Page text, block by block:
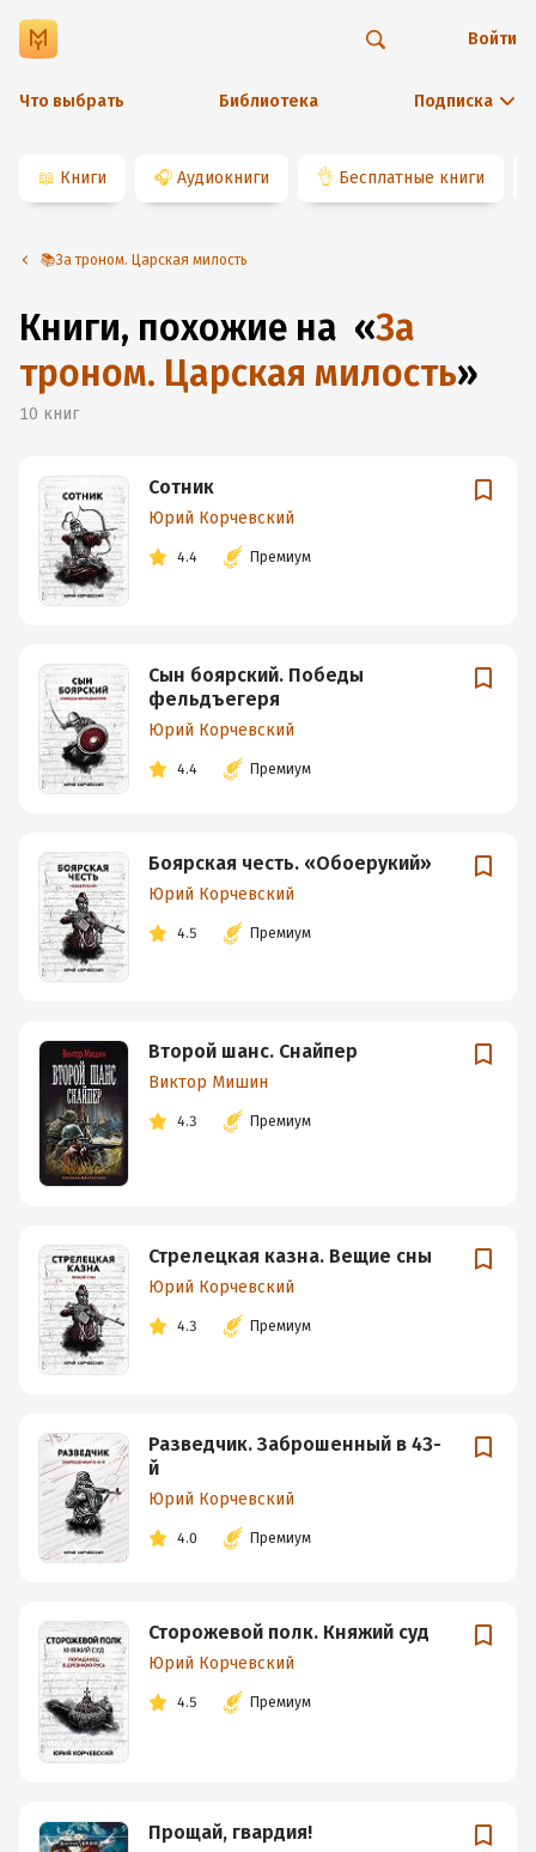
Что выбрать Библиотека Подписка
Войти
📖 Книги 🎧 Аудиокниги 👌 Бесплатные книги
📚За троном. Царская милость
Книги, похожие на «За
троном. Царская милость»
10 книг
Сотник
Юрий Корчевский
4.4 Премиум
Сын боярский. Победы
фельдъегеря
Юрий Корчевский
4.4 Премиум
Боярская честь. «Обоерукий»
Юрий Корчевский
4.5 Премиум
Второй шанс. Снайпер
Виктор Мишин
4.3 Премиум
Стрелецкая казна. Вещие сны
Юрий Корчевский
4.3 Премиум
Разведчик. Заброшенный в 43-
й
Юрий Корчевский
4.0 Премиум
Сторожевой полк. Княжий суд
Юрий Корчевский
4.5 Премиум
Прощай, гвардия!